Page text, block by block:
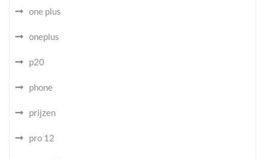
one plus
oneplus
p20
phone
prijzen
pro 12